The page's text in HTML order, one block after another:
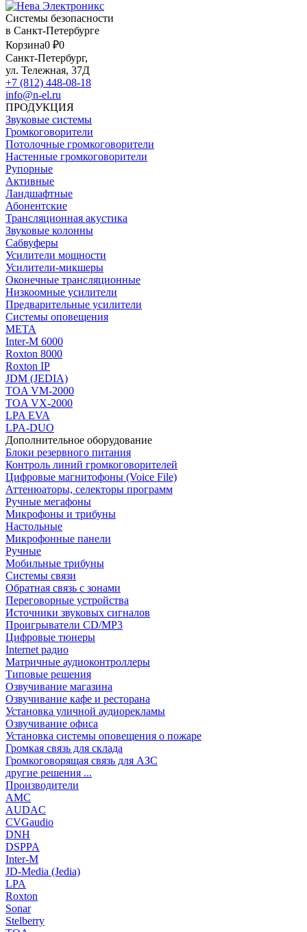
Системы безопасности
в Санкт-Петербурге
Корзина0 ₽0
Санкт-Петербург,
ул. Тележная, 37Д
+7 (812) 448-08-18
info@n-el.ru
ПРОДУКЦИЯ
Звуковые системы
Громкоговорители
Потолочные громкоговорители
Настенные громкоговорители
Рупорные
Активные
Ландшафтные
Абонентские
Трансляционная акустика
Звуковые колонны
Сабвуферы
Усилители мощности
Усилители-микшеры
Оконечные трансляционные
Низкоомные усилители
Предварительные усилители
Системы оповещения
МЕТА
Inter-M 6000
Roxton 8000
Roxton IP
JDM (JEDIA)
TOA VM-2000
TOA VX-2000
LPA EVA
LPA-DUO
Дополнительное оборудование
Блоки резервного питания
Контроль линий громкоговорителей
Цифровые магнитофоны (Voice File)
Аттенюаторы, селекторы программ
Ручные мегафоны
Микрофоны и трибуны
Настольные
Микрофонные панели
Ручные
Мобильные трибуны
Системы связи
Обратная связь с зонами
Переговорные устройства
Источники звуковых сигналов
Проигрыватели CD/MP3
Цифровые тюнеры
Internet радио
Матричные аудиоконтроллеры
Типовые решения
Озвучивание магазина
Озвучивание кафе и ресторана
Установка уличной аудиорекламы
Озвучивание офиса
Установка системы оповещения о пожаре
Громкая связь для склада
Громкоговорящая связь для АЗС
другие решения ...
Производители
AMC
AUDAC
CVGaudio
DNH
DSPPA
Inter-M
JD-Media (Jedia)
LPA
Roxton
Sonar
Stelberry